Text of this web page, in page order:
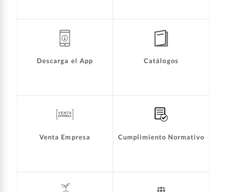
Descarga el App Catálogos
Venta Empresa Cumplimiento Normativo